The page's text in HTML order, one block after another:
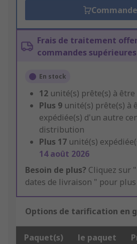
Frais de traitement
commandes supérieures
En stock
12 unité(s) prête(s) à être
Plus 9 unité(s) prête(s) à
expédiée(s) d'un autre
distribution
Plus 17 unité(s)
14 août 2026
Besoin de plus? Cliquez sur
dates de livraison " pour
Options de tarification en
Paquet(s) le paquet